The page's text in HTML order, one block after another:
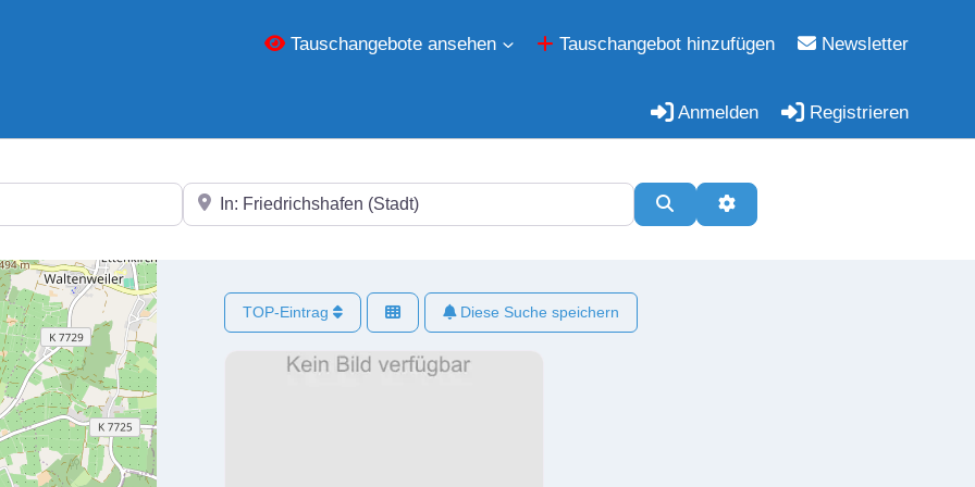
Tauschangebote ansehen Tauschangebot hinzufügen Newsletter
Anmelden Registrieren
In der Nähe SuchenErweiterte Filter
TOP-Eintrag Diese Suche speichern